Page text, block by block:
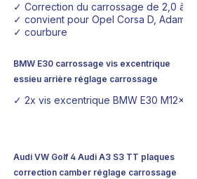
✓ Correction du carrossage de 2,0 à
✓ convient pour Opel Corsa D, Adam,
✓ courbure
BMW E30 carrossage vis excentrique
essieu arrière réglage carrossage
✓ 2x vis excentrique BMW E30
Audi VW Golf 4 Audi A3 S3 TT plaques
correction camber réglage carrossage